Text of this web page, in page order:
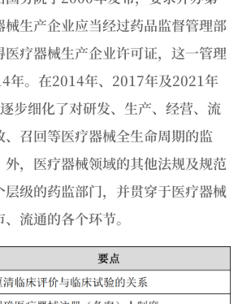
生产企业应当经过药品监督管理部
疗器械生产企业许可证，这一管理
年。在2014年、2017年及2021年
步细化了对研发、生产、经营、流
召回等医疗器械全生命周期的监
，医疗器械领域的其他法规及规范
级的药监部门，并贯穿于医疗器械
流通的各个环节。